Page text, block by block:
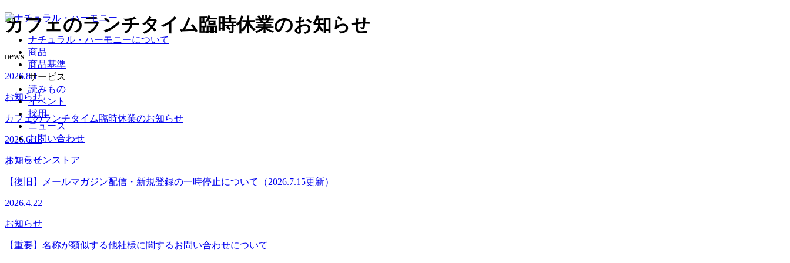
ナチュラル・ハーモニーについて
商品
商品基準
サービス
読みもの
イベント
採用
ニュース
お問い合わせ
オンラインストア
カフェのランチタイム臨時休業のお知らせ
news
2026.8.1
お知らせ
カフェのランチタイム臨時休業のお知らせ
2026.6.18
お知らせ
【復旧】メールマガジン配信・新規登録の一時停止について（2026.7.15更新）
2026.4.22
お知らせ
【重要】名称が類似する他社様に関するお問い合わせについて